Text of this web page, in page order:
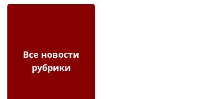
Все новости
рубрики